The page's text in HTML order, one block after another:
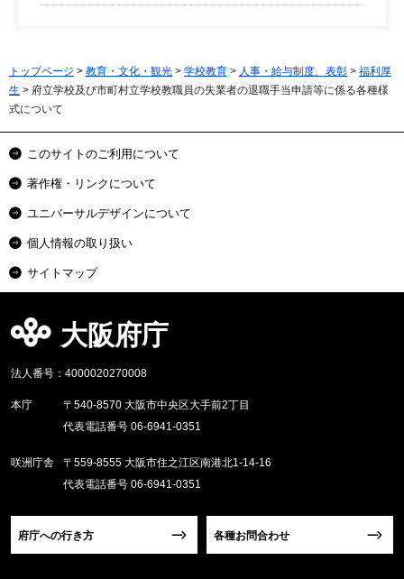
トップページ > 教育・文化・観光 > 学校教育 > 人事・給与制度、表彰 > 福利厚
生 > 府立学校及び市町村立学校教職員の失業者の退職手当申請等に係る各種様
式について
このサイトのご利用について
著作権・リンクについて
ユニバーサルデザインについて
個人情報の取り扱い
サイトマップ
大阪府庁
法人番号：4000020270008
本庁
〒540-8570 大阪市中央区大手前2丁目
代表電話番号 06-6941-0351
咲洲庁舎
〒559-8555 大阪市住之江区南港北1-14-16
代表電話番号 06-6941-0351
府庁への行き方 各種お問合わせ